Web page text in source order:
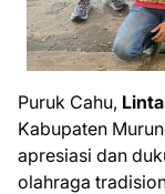
Puruk Cahu,
Kabupaten
apresiasi dan
olahraga